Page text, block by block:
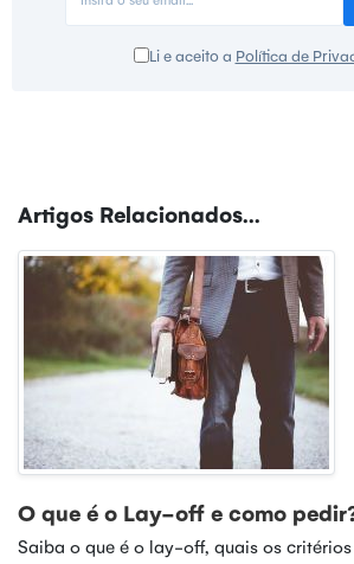
Li e aceito a Política de
Artigos Relacionados...
O que é o Lay-off e como
Saiba o que é o lay-off, quais os